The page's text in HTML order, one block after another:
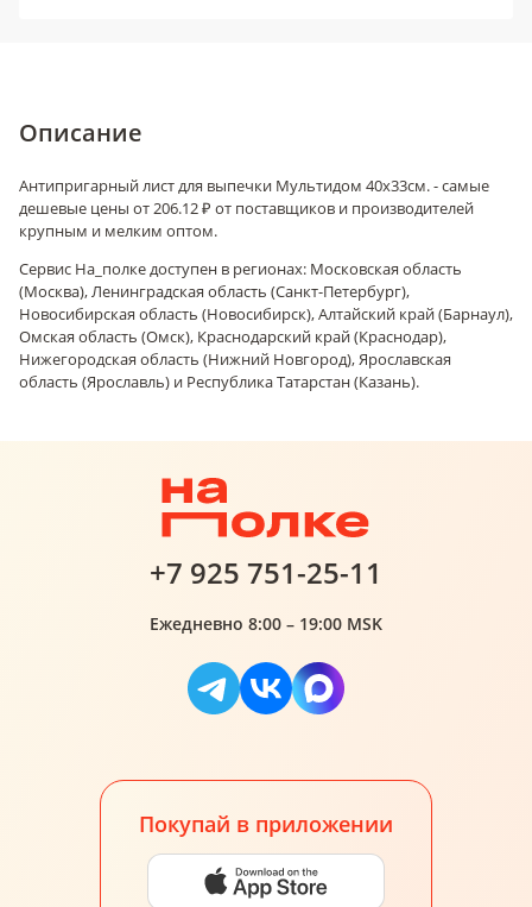
Описание
Антипригарный лист для выпечки Мультидом 40х33см. - самые
дешевые цены от 206.12 ₽ от поставщиков и производителей
крупным и мелким оптом.
Сервис На_полке доступен в регионах: Московская область
(Москва), Ленинградская область (Санкт-Петербург),
Новосибирская область (Новосибирск), Алтайский край (Барнаул),
Омская область (Омск), Краснодарский край (Краснодар),
Нижегородская область (Нижний Новгород), Ярославская
область (Ярославль) и Республика Татарстан (Казань).
+7 925 751-25-11
Ежедневно 8:00 – 19:00 MSK
Покупай в приложении